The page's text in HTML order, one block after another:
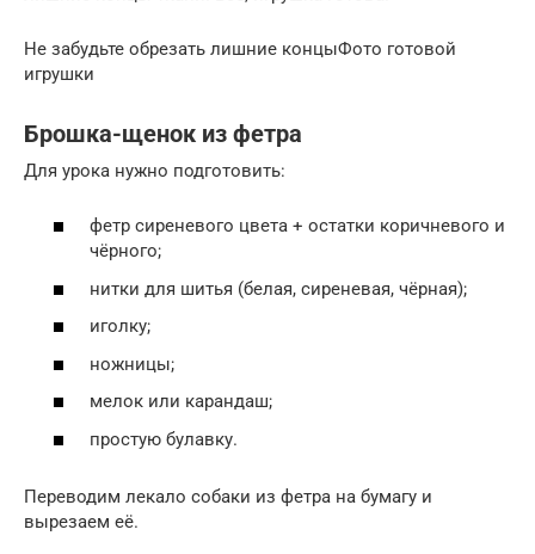
Не забудьте обрезать лишние концыФото готовой
игрушки
Брошка-щенок из фетра
Для урока нужно подготовить:
фетр сиреневого цвета + остатки коричневого и
чёрного;
нитки для шитья (белая, сиреневая, чёрная);
иголку;
ножницы;
мелок или карандаш;
простую булавку.
Переводим лекало собаки из фетра на бумагу и
вырезаем её.